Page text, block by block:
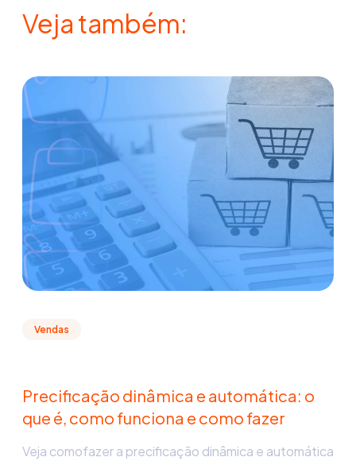
Veja também:
Vendas
Precificação dinâmica e automática: o
que é, como funciona e como fazer
Veja comofazer a precificação dinâmica e automática